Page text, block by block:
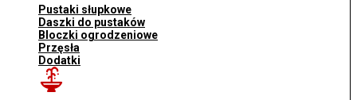
Pustaki słupkowe
Daszki do pustaków
Bloczki ogrodzeniowe
Przęsła
Dodatki